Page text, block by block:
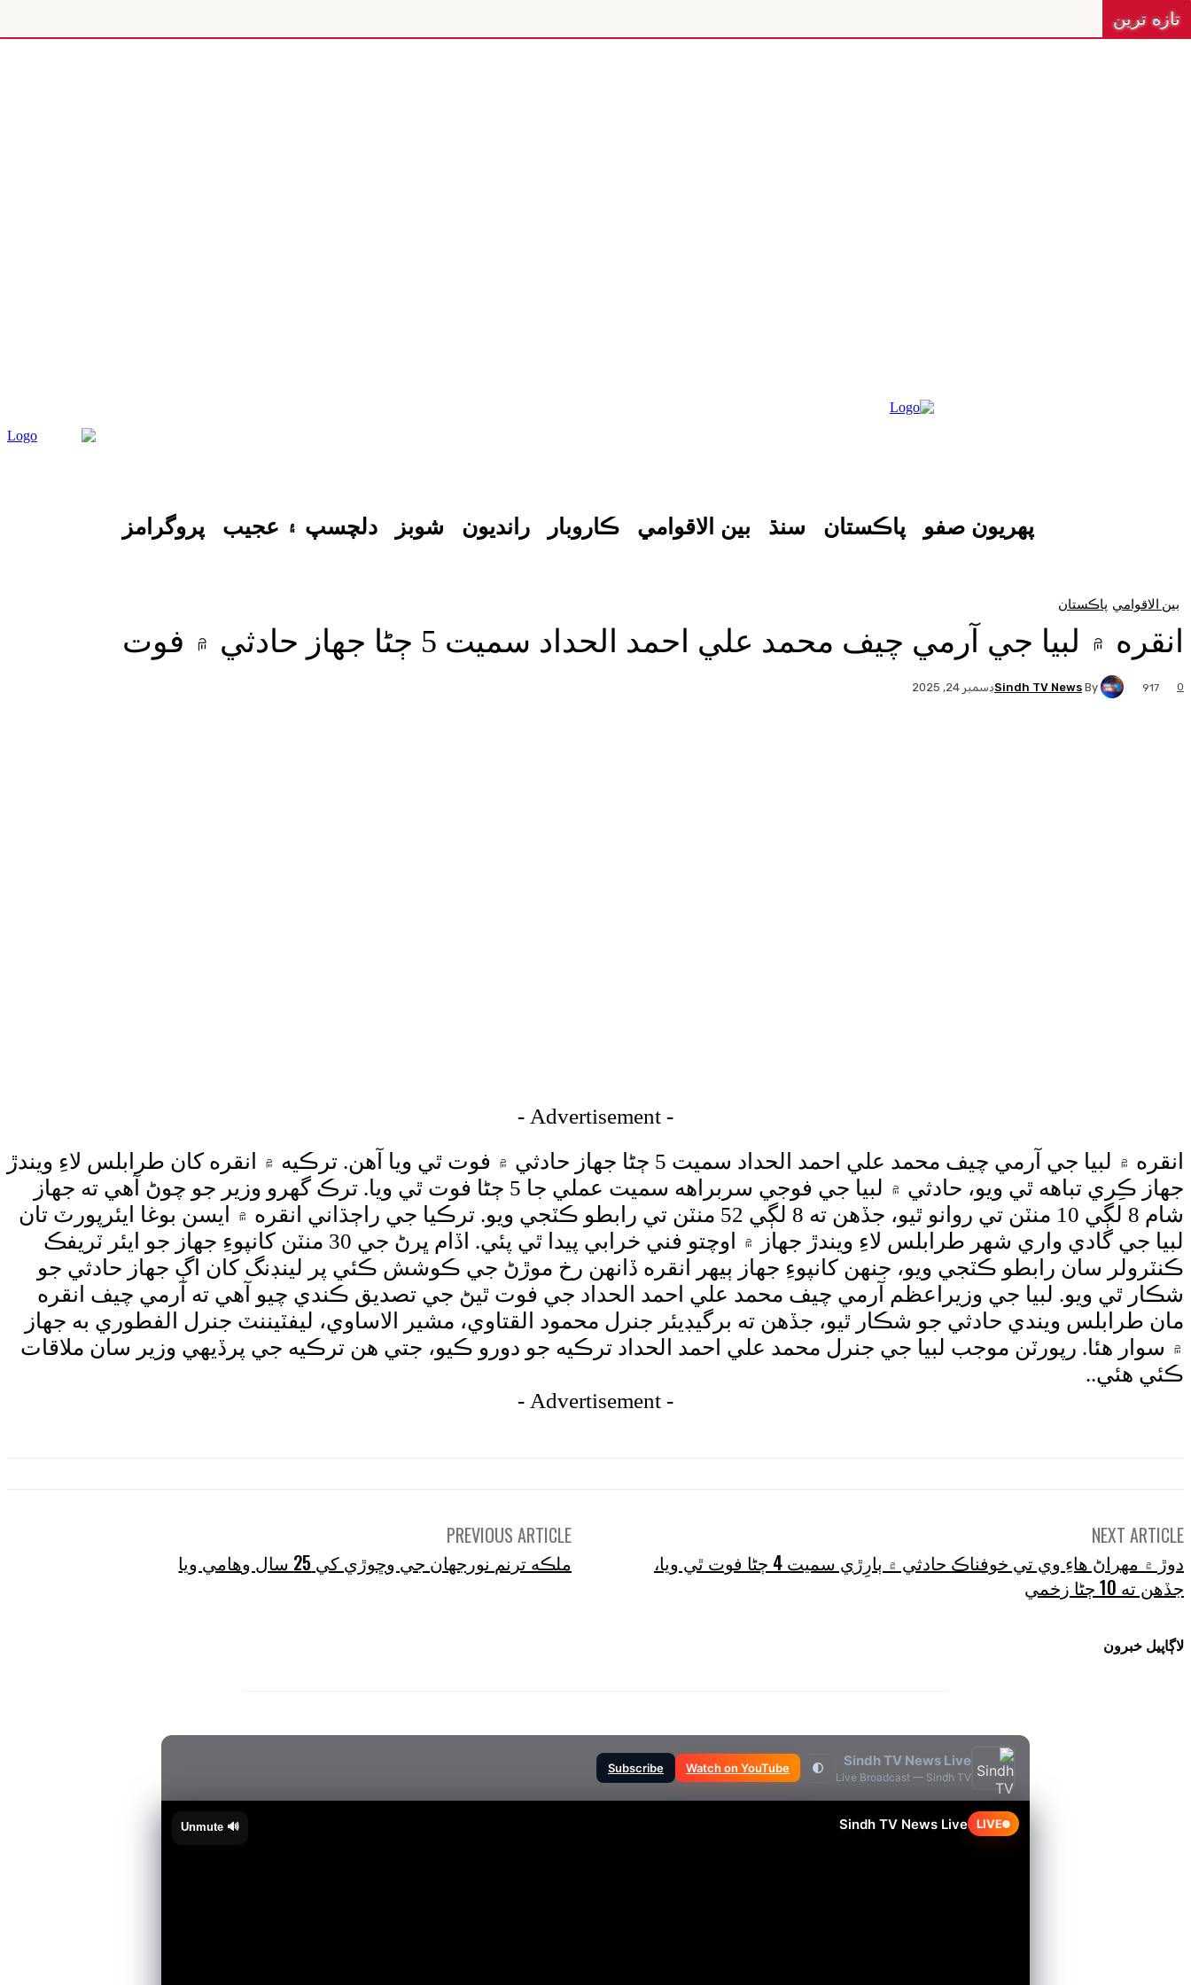
تازه ترين
پهريون صفو پاڪستان سنڌ بين الاقوامي ڪاروبار رانديون شوبز دلچسپ ۽ عجيب پروگرامز
بين الاقوامي پاڪستان
انقره ۾ لبيا جي آرمي چيف محمد علي احمد الحداد سميت 5 ڄڻا جهاز حادثي ۾ فوت
By
Sindh TV Newsڊسمبر 24, 2025 0
917
- Advertisement -
انقره ۾ لبيا جي آرمي چيف محمد علي احمد الحداد سميت 5 ڄڻا جهاز حادثي ۾ فوت ٿي ويا آهن. ترڪيه ۾ انقره کان طرابلس لاءِ ويندڙ
جهاز ڪِري تباهه ٿي ويو، حادثي ۾ لبيا جي فوجي سربراهه سميت عملي جا 5 ڄڻا فوت ٿي ويا. ترڪ گهرو وزير جو چوڻ آهي ته جهاز
شام 8 لڳي 10 منٽن تي روانو ٿيو، جڏهن ته 8 لڳي 52 منٽن تي رابطو ڪٽجي ويو. ترڪيا جي راڄڌاني انقره ۾ ايسن بوغا ايئرپورٽ تان
لبيا جي گادي واري شهر طرابلس لاءِ ويندڙ جهاز ۾ اوچتو فني خرابي پيدا ٿي پئي. اڏام ڀرڻ جي 30 منٽن کانپوءِ جهاز جو ايئر ٽريفڪ
ڪنٽرولر سان رابطو ڪٽجي ويو، جنهن کانپوءِ جهاز ٻيهر انقره ڏانهن رخ موڙڻ جي ڪوشش ڪئي پر لينڊنگ کان اڳ جهاز حادثي جو
شڪار ٿي ويو. لبيا جي وزيراعظم آرمي چيف محمد علي احمد الحداد جي فوت ٿيڻ جي تصديق ڪندي چيو آهي ته آرمي چيف انقره
مان طرابلس ويندي حادثي جو شڪار ٿيو، جڏهن ته برگيڊيئر جنرل محمود القتاوي، مشير الاساوي، ليفٽيننٽ جنرل الفطوري به جهاز
۾ سوار هئا. رپورٽن موجب لبيا جي جنرل محمد علي احمد الحداد ترڪيه جو دورو ڪيو، جتي هن ترڪيه جي پرڏيهي وزير سان ملاقات
ڪئي هئي..
- Advertisement -
PREVIOUS ARTICLE
ملڪه ترنم نورجهان جي وڇوڙي کي 25 سال وهامي ويا
NEXT ARTICLE
دوڙ ۾ مهراڻ هاءِ وي تي خوفناڪ حادثي ۾ ٻارِڙي سميت 4 ڄڻا فوت ٿي ويا،
جڏهن ته 10 ڄڻا زخمي
لاڳاپيل خبرون
Sindh TV News Live
Live Broadcast — Sindh TV
🌓
Watch on YouTube
Subscribe
LIVE
Sindh TV News Live
🔊 Unmute